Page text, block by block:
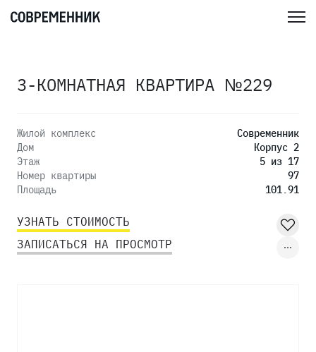
3-КОМНАТНАЯ КВАРТИРА №229
Жилой комплекс
Современник
Дом
Корпус 2
Этаж
5 из 17
Номер квартиры
97
Площадь
101.91
УЗНАТЬ СТОИМОСТЬ
ЗАПИСАТЬСЯ НА ПРОСМОТР